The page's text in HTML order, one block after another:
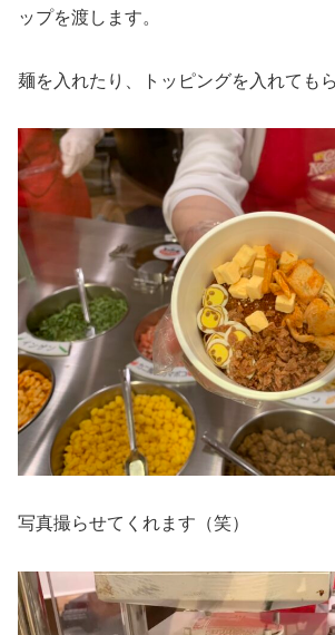
ップを渡します。
麺を入れたり、トッピングを入れても
写真撮らせてくれます（笑）